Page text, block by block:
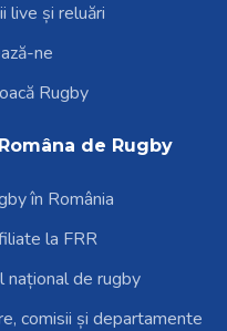
live și reluări
ne
Rugby
de Rugby
în România
la FRR
național de rugby
comisii și departamente